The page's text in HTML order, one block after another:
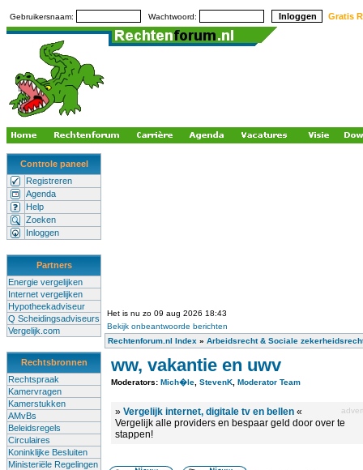
Gebruikersnaam: Wachtwoord: Gratis
Controle paneel
Registreren
Agenda
Help
Zoeken
Inloggen
Partners
Energie vergelijken
Internet vergelijken
Hypotheekadviseur
Q Scheidingsadviseurs
Vergelijk.com
Rechtsbronnen
Rechtspraak
Kamervragen
Kamerstukken
AMvBs
Beleidsregels
Circulaires
Koninklijke Besluiten
Ministeriële Regelingen
Het is nu zo 09 aug 2026 18:43
Bekijk onbeantwoorde berichten
Rechtenforum.nl Index » Arbeidsrecht & Sociale
ww, vakantie en uwv
Moderators: Mich�le StevenK Moderator Team
» Vergelijk internet, digitale tv en bellen «
Vergelijk alle providers en bespaar geld door over te
stappen!